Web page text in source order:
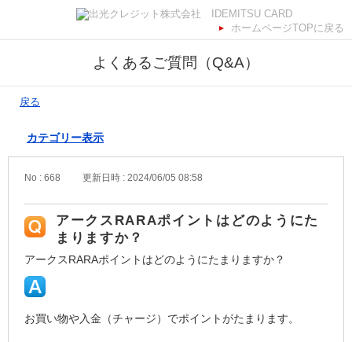
ホームページTOPに戻る
よくあるご質問（Q&A）
戻る
カテゴリー表示
No : 668 更新日時 : 2024/06/05 08:58
アークスRARAポイントはどのようにた
まりますか？
アークスRARAポイントはどのようにたまりますか？
お買い物や入金（チャージ）でポイントがたまります。